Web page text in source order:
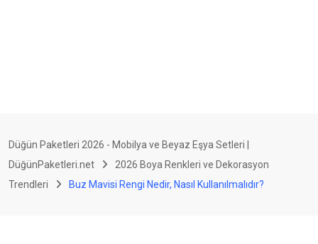
Düğün Paketleri 2026 - Mobilya ve Beyaz Eşya Setleri |
DüğünPaketleri.net
2026 Boya Renkleri ve Dekorasyon
Trendleri
Buz Mavisi Rengi Nedir, Nasıl Kullanılmalıdır?